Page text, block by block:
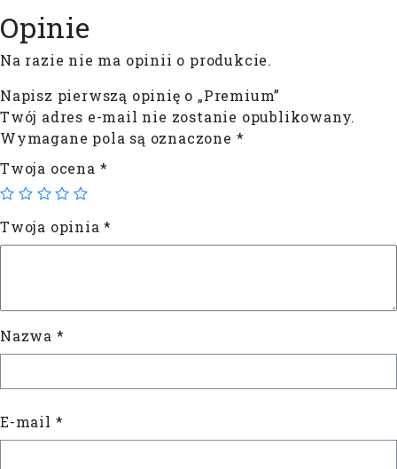
Opinie
Na razie nie ma opinii o produkcie.
Napisz pierwszą opinię o „Premium”
Twój adres e-mail nie zostanie opublikowany.
Wymagane pola są oznaczone *
Twoja ocena *
Twoja opinia*
Nazwa *
E-mail *